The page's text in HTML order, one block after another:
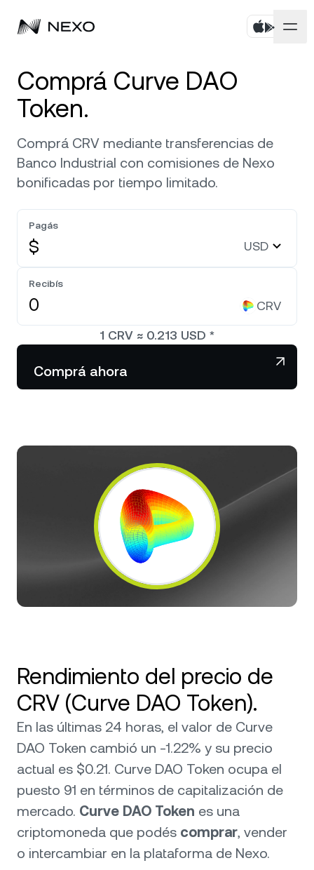
Comprá activos
Rendimiento Flexible
Fixed-term Savings
Nexo Card
Línea de Crédito
Exchange
Acciones
Futuros
Programa de fidelización
Negocios
Cuentas corporativas
Prime Brokerage
White Label
Nexo Ventures
Payment Gateway
Mercados
El mercado subió 0,55 %en las últimas 24 horas
0,04 %
0,62 %
SOL
EURC
Explorá todos los activos
Empresa
Acerca de
Seguridad
Asociaciones
Noticias y análisis
Centro de ayuda
Localización
Comprá Curve DAO
Token.
Comprá CRV mediante transferencias de
Banco Industrial con comisiones de Nexo
bonificadas por tiempo limitado.
Pagás
$ USD
Recibís
CRV
1 CRV ≈ 0.213 USD *
Comprá ahora
Rendimiento del precio de
CRV (Curve DAO Token).
En las últimas 24 horas, el valor de Curve
DAO Token cambió un -1.22% y su precio
actual es $0.21. Curve DAO Token ocupa el
puesto 91 en términos de capitalización de
mercado. Curve DAO Token es una
criptomoneda que podés comprar, vender
o intercambiar en la plataforma de Nexo.